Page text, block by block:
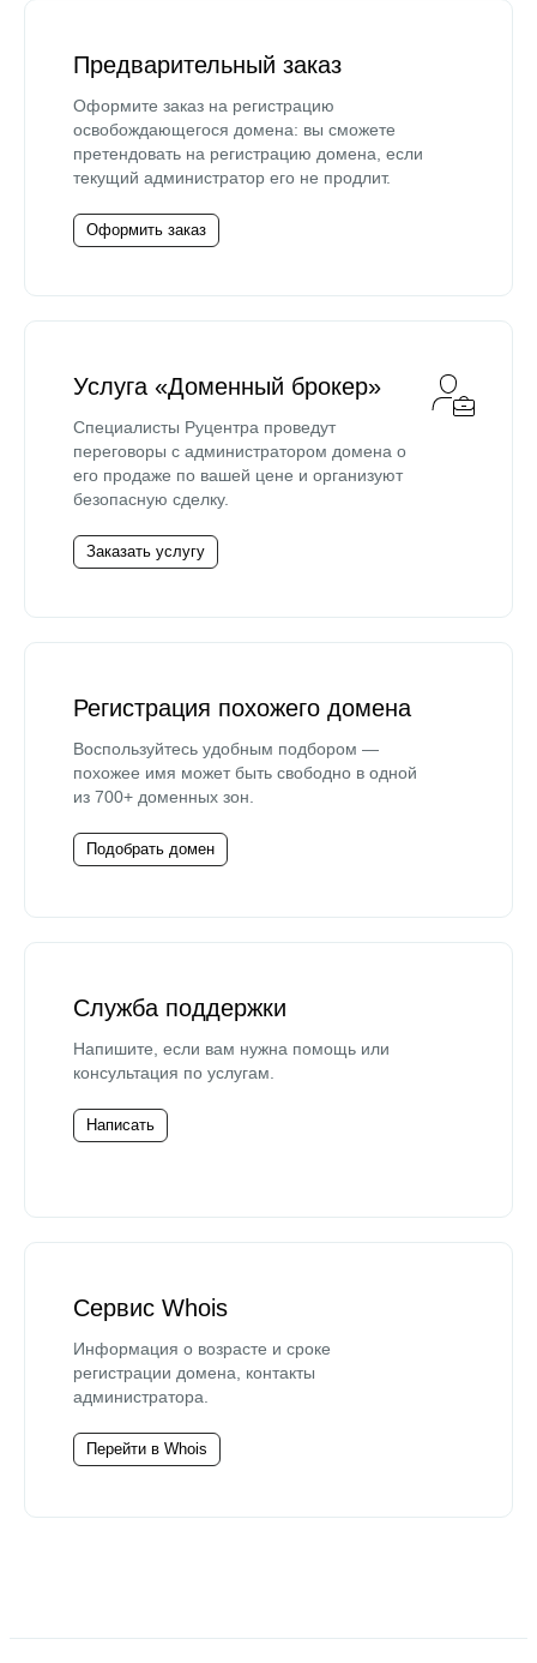
Предварительный заказ
Оформите заказ на регистрацию
освобождающегося домена: вы сможете
претендовать на регистрацию домена, если
текущий администратор его не продлит.
Оформить заказ
Услуга «Доменный брокер»
Специалисты Руцентра проведут
переговоры с администратором домена о
его продаже по вашей цене и организуют
безопасную сделку.
Заказать услугу
Регистрация похожего домена
Воспользуйтесь удобным подбором —
похожее имя может быть свободно в одной
из 700+ доменных зон.
Подобрать домен
Служба поддержки
Напишите, если вам нужна помощь или
консультация по услугам.
Написать
Сервис Whois
Информация о возрасте и сроке
регистрации домена, контакты
администратора.
Перейти в Whois